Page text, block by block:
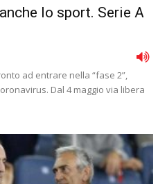
lo sport. Serie A
ad entrare nella “fase 2”,
Dal 4 maggio via libera